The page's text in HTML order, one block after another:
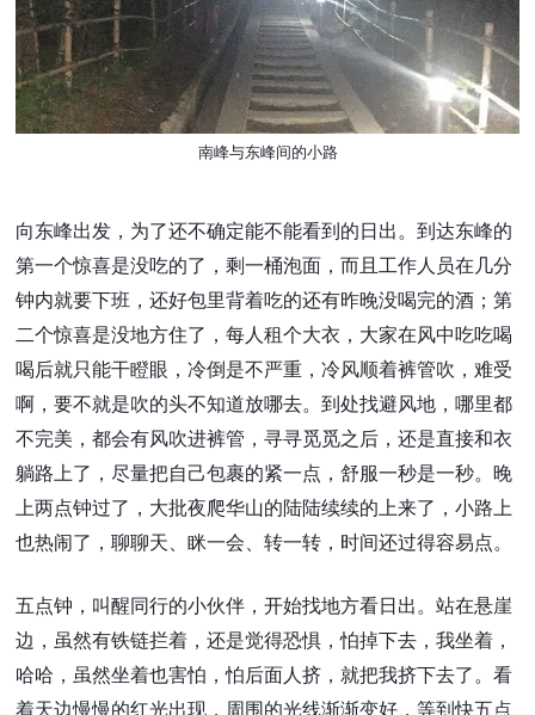
南峰与东峰间的小路
向东峰出发，为了还不确定能不能看到的日出。到达东峰的
第一个惊喜是没吃的了，剩一桶泡面，而且工作人员在几分
钟内就要下班，还好包里背着吃的还有昨晚没喝完的酒；第
二个惊喜是没地方住了，每人租个大衣，大家在风中吃吃喝
喝后就只能干瞪眼，冷倒是不严重，冷风顺着裤管吹，难受
啊，要不就是吹的头不知道放哪去。到处找避风地，哪里都
不完美，都会有风吹进裤管，寻寻觅觅之后，还是直接和衣
躺路上了，尽量把自己包裹的紧一点，舒服一秒是一秒。晚
上两点钟过了，大批夜爬华山的陆陆续续的上来了，小路上
也热闹了，聊聊天、眯一会、转一转，时间还过得容易点。
五点钟，叫醒同行的小伙伴，开始找地方看日出。站在悬崖
边，虽然有铁链拦着，还是觉得恐惧，怕掉下去，我坐着，
哈哈，虽然坐着也害怕，怕后面人挤，就把我挤下去了。看
着天边慢慢的红光出现，周围的光线渐渐变好，等到快五点